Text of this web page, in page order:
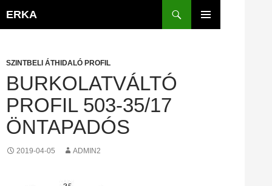
ERKA
SZINTBELI ÁTHIDALÓ PROFIL
BURKOLATVÁLTÓ
PROFIL 503-35/17
ÖNTAPADÓS
2019-04-05 ADMIN2